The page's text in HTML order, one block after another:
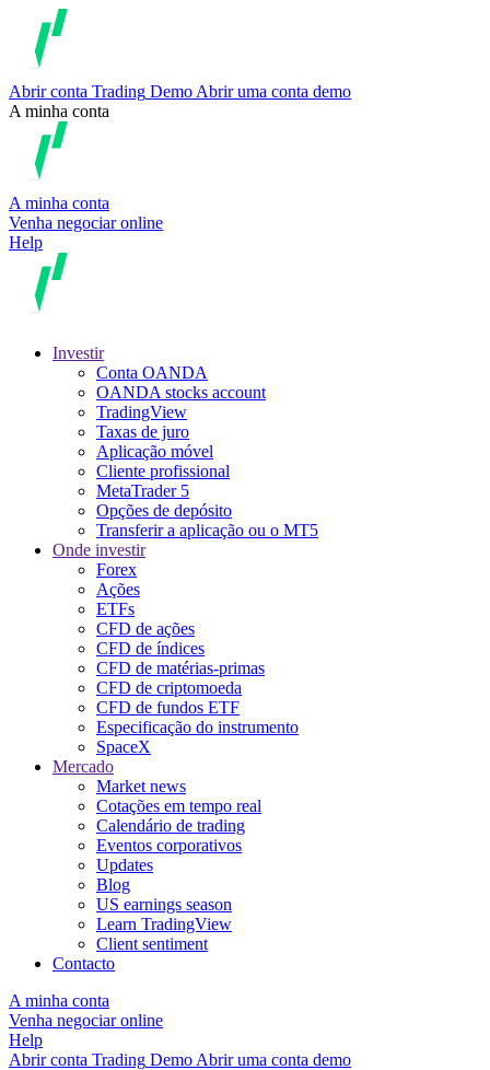
Abrir conta Trading Demo Abrir uma conta demo
A minha conta
A minha conta
Venha negociar online
Help
Investir
Conta OANDA
OANDA stocks account
TradingView
Taxas de juro
Aplicação móvel
Cliente profissional
MetaTrader 5
Opções de depósito
Transferir a aplicação ou o MT5
Onde investir
Forex
Ações
ETFs
CFD de ações
CFD de índices
CFD de matérias-primas
CFD de criptomoeda
CFD de fundos ETF
Especificação do instrumento
SpaceX
Mercado
Market news
Cotações em tempo real
Calendário de trading
Eventos corporativos
Updates
Blog
US earnings season
Learn TradingView
Client sentiment
Contacto
A minha conta
Venha negociar online
Help
Abrir conta Trading Demo Abrir uma conta demo